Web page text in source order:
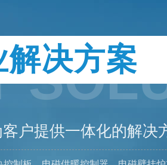
解决方案
户提供一体化的解决